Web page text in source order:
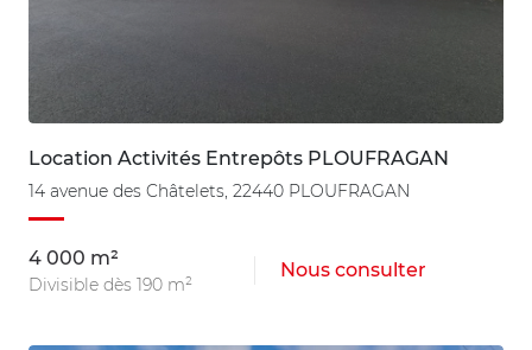
Location Activités Entrepôts PLOUFRAGAN
14 avenue des Châtelets, 22440 PLOUFRAGAN
4 000 m²
Divisible dès 190 m²
Nous consulter